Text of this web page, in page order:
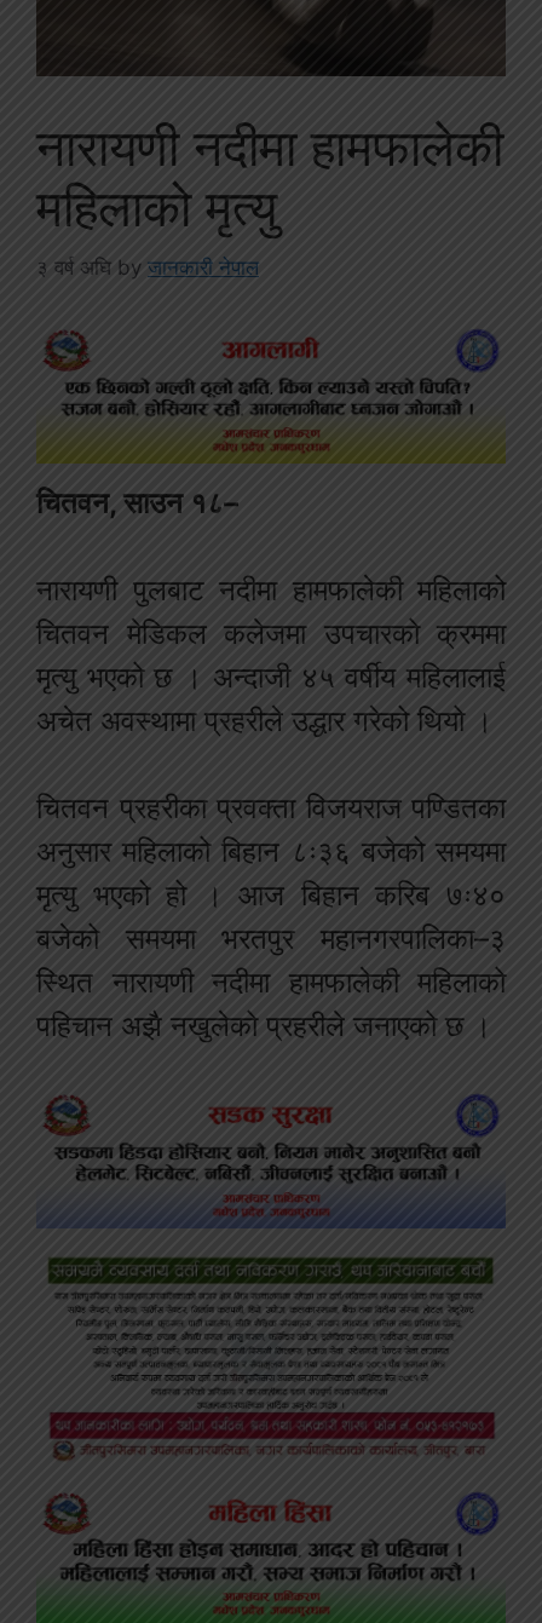
नारायणी नदीमा हामफालेकी
महिलाको मृत्यु
३ वर्ष अघि by जानकारी नेपाल
चितवन, साउन १८–
नारायणी पुलबाट नदीमा हामफालेकी महिलाको
चितवन मेडिकल कलेजमा उपचारको क्रममा
मृत्यु भएको छ । अन्दाजी ४५ वर्षीय महिलालाई
अचेत अवस्थामा प्रहरीले उद्धार गरेको थियो ।
चितवन प्रहरीका प्रवक्ता विजयराज पण्डितका
अनुसार महिलाको बिहान ८ः३६ बजेको समयमा
मृत्यु भएको हो । आज बिहान करिब ७ः४०
बजेको समयमा भरतपुर महानगरपालिका–३
स्थित नारायणी नदीमा हामफालेकी महिलाको
पहिचान अझै नखुलेको प्रहरीले जनाएको छ ।